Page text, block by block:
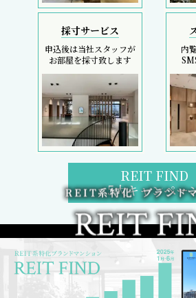
採寸サービス
申込後は当社スタッフが
お部屋を採寸致します
内
REIT FIND
5大キャンペー